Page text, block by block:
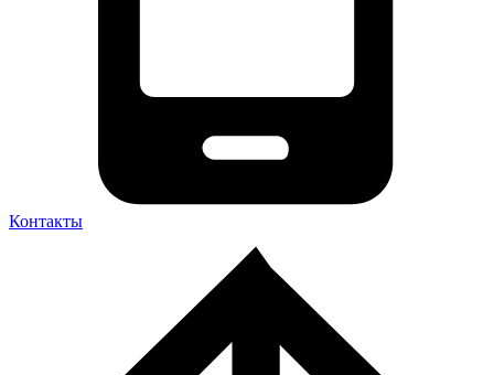
Контакты